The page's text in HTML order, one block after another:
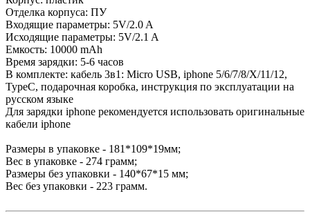
Отделка корпуса: ПУ
Входящие параметры: 5V/2.0 A
Исходящие параметры: 5V/2.1 A
Емкость: 10000 mAh
Время зарядки: 5-6 часов
В комплекте: кабель 3в1: Micro USB, iphone 5/6/7/8/X/11/12,
TypeC, подарочная коробка, инструкция по эксплуатации на
русском языке
Для зарядки iphone рекомендуется использовать оригинальные
кабели iphone
Размеры в упаковке - 181*109*19мм;
Вес в упаковке - 274 грамм;
Размеры без упаковки - 140*67*15 мм;
Вес без упаковки - 223 грамм.